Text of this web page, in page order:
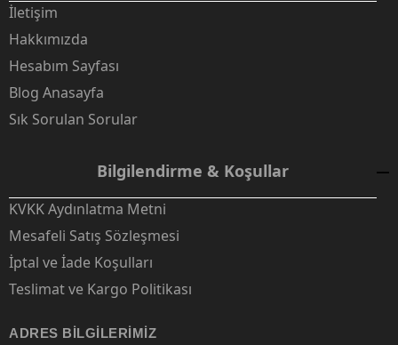
İletişim
Hakkımızda
Hesabım Sayfası
Blog Anasayfa
Sık Sorulan Sorular
Bilgilendirme & Koşullar
KVKK Aydınlatma Metni
Mesafeli Satış Sözleşmesi
İptal ve İade Koşulları
Teslimat ve Kargo Politikası
ADRES BILGILERIMIZ